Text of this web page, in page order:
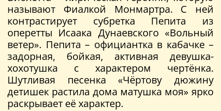
называют Фиалкой Монмартра. С ней
контрастирует субретка Пепита из
оперетты Исаака Дунаевского «Вольный
ветер». Пепита – официантка в кабачке –
задорная, бойкая, активная девушка-
хохотушка с характером чертëнка.
Шутливая песенка «Чëртову дюжину
детишек растила дома матушка моя» ярко
раскрывает её характер.